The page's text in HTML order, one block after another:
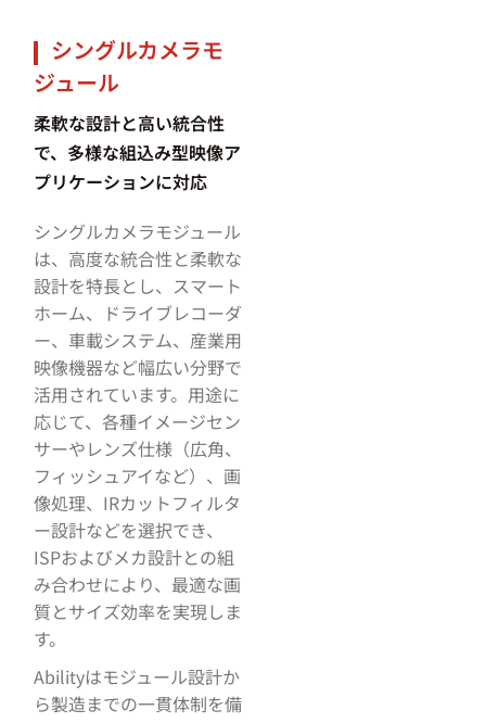
シングルカメラモ
ジュール
柔軟な設計と高い統合性
で、多様な組込み型映像ア
プリケーションに対応
シングルカメラモジュール
は、高度な統合性と柔軟な
設計を特長とし、スマート
ホーム、ドライブレコーダ
ー、車載システム、産業用
映像機器など幅広い分野で
活用されています。用途に
応じて、各種イメージセン
サーやレンズ仕様（広角、
フィッシュアイなど）、画
像処理、IRカットフィルタ
ー設計などを選択でき、
ISPおよびメカ設計との組
み合わせにより、最適な画
質とサイズ効率を実現しま
す。
Abilityはモジュール設計か
ら製造までの一貫体制を備